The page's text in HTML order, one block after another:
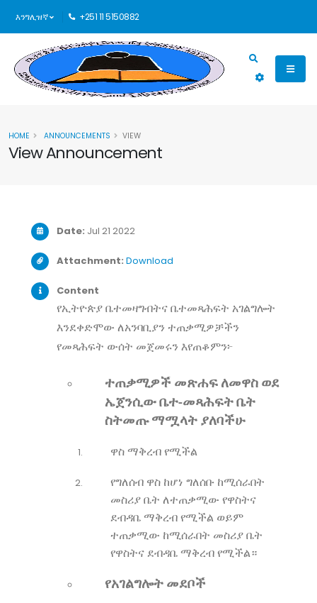
እንግሊዝኛ +251 11 5150882
View Announcement
HOME ANNOUNCEMENTS VIEW
Date: Jul 21 2022
Attachment: Download
Content
የኢትዮጵያ ቤተመዛግብትና ቤተመጻሕፍት አገልግሎት
እንደቀድሞው ለአንባቢያን ተጠቃሚዎቻችን
የመጻሕፍት ውሰት መጀመሩን እየጠቆምን፦
ተጠቃሚዎች መጽሐፍ ለመዋስ ወደ
ኤጀንሲውቤተ-መጻሕፍትቤት
ስትመጡ ማሟላት ያለባችሁ
ዋስ ማቅረብ የሚችል
የግለሰብ ዋስ ከሆነ ግለሰቡ ከሚሰራበት
መስሪያ ቤት ለተጠቃሚው የዋስትና
ደብዳቤ ማቅረብ የሚችል ወይም
ተጠቃሚው ከሚሰራበት መስሪያ ቤት
የዋስትና ደብዳቤ ማቅረብ የሚችል።
የአገልግሎት መደቦች